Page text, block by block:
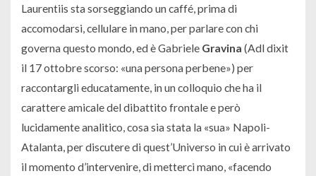
Laurentiis sta sorseggiando un caffé, prima di
accomodarsi, cellulare in mano, per parlare con chi
governa questo mondo, ed è Gabriele Gravina (Adl dixit
il 17 ottobre scorso: «una persona perbene») per
raccontargli educatamente, in un colloquio che ha il
carattere amicale del dibattito frontale e però
lucidamente analitico, cosa sia stata la «sua» Napoli-
Atalanta, per discutere di quest’Universo in cui è arrivato
il momento d’intervenire, di metterci mano, «facendo